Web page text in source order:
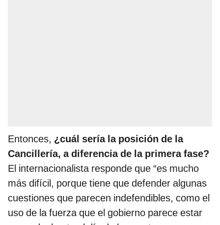
Entonces, ¿cuál sería la posición de la
Cancillería, a diferencia de la primera fase?
El internacionalista responde que “es mucho
más difícil, porque tiene que defender algunas
cuestiones que parecen indefendibles, como el
uso de la fuerza que el gobierno parece estar